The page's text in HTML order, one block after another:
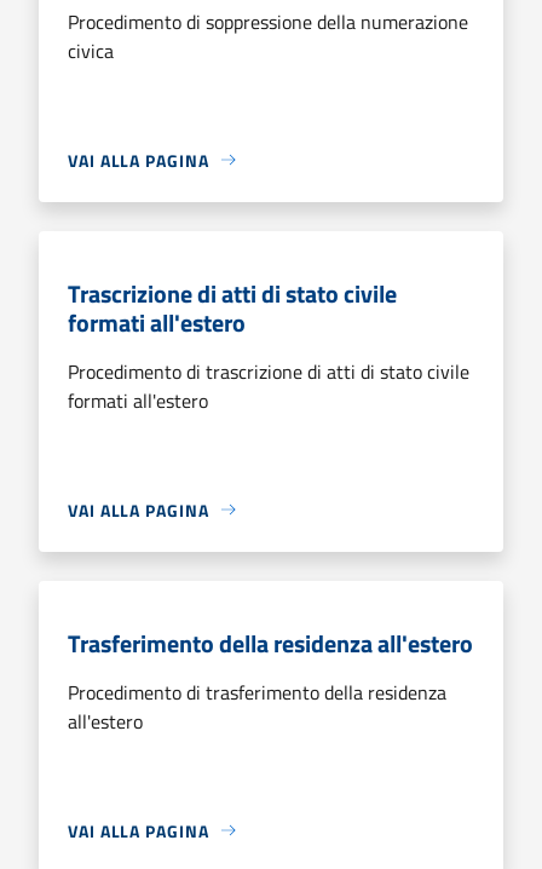
Procedimento di soppressione della numerazione
civica
VAI ALLA PAGINA
Trascrizione di atti di stato civile
formati all'estero
Procedimento di trascrizione di atti di stato civile
formati all'estero
VAI ALLA PAGINA
Trasferimento della residenza all'estero
Procedimento di trasferimento della residenza
all'estero
VAI ALLA PAGINA